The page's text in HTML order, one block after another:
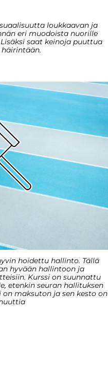
loukkaavan ja
eri muodoista nuorille
saat keinoja puuttua
hoidettu hallinto. Tällä
hyvään hallintoon ja
Kurssi on suunnattu
etenkin seuran hallituksen
maksuton ja sen kesto on